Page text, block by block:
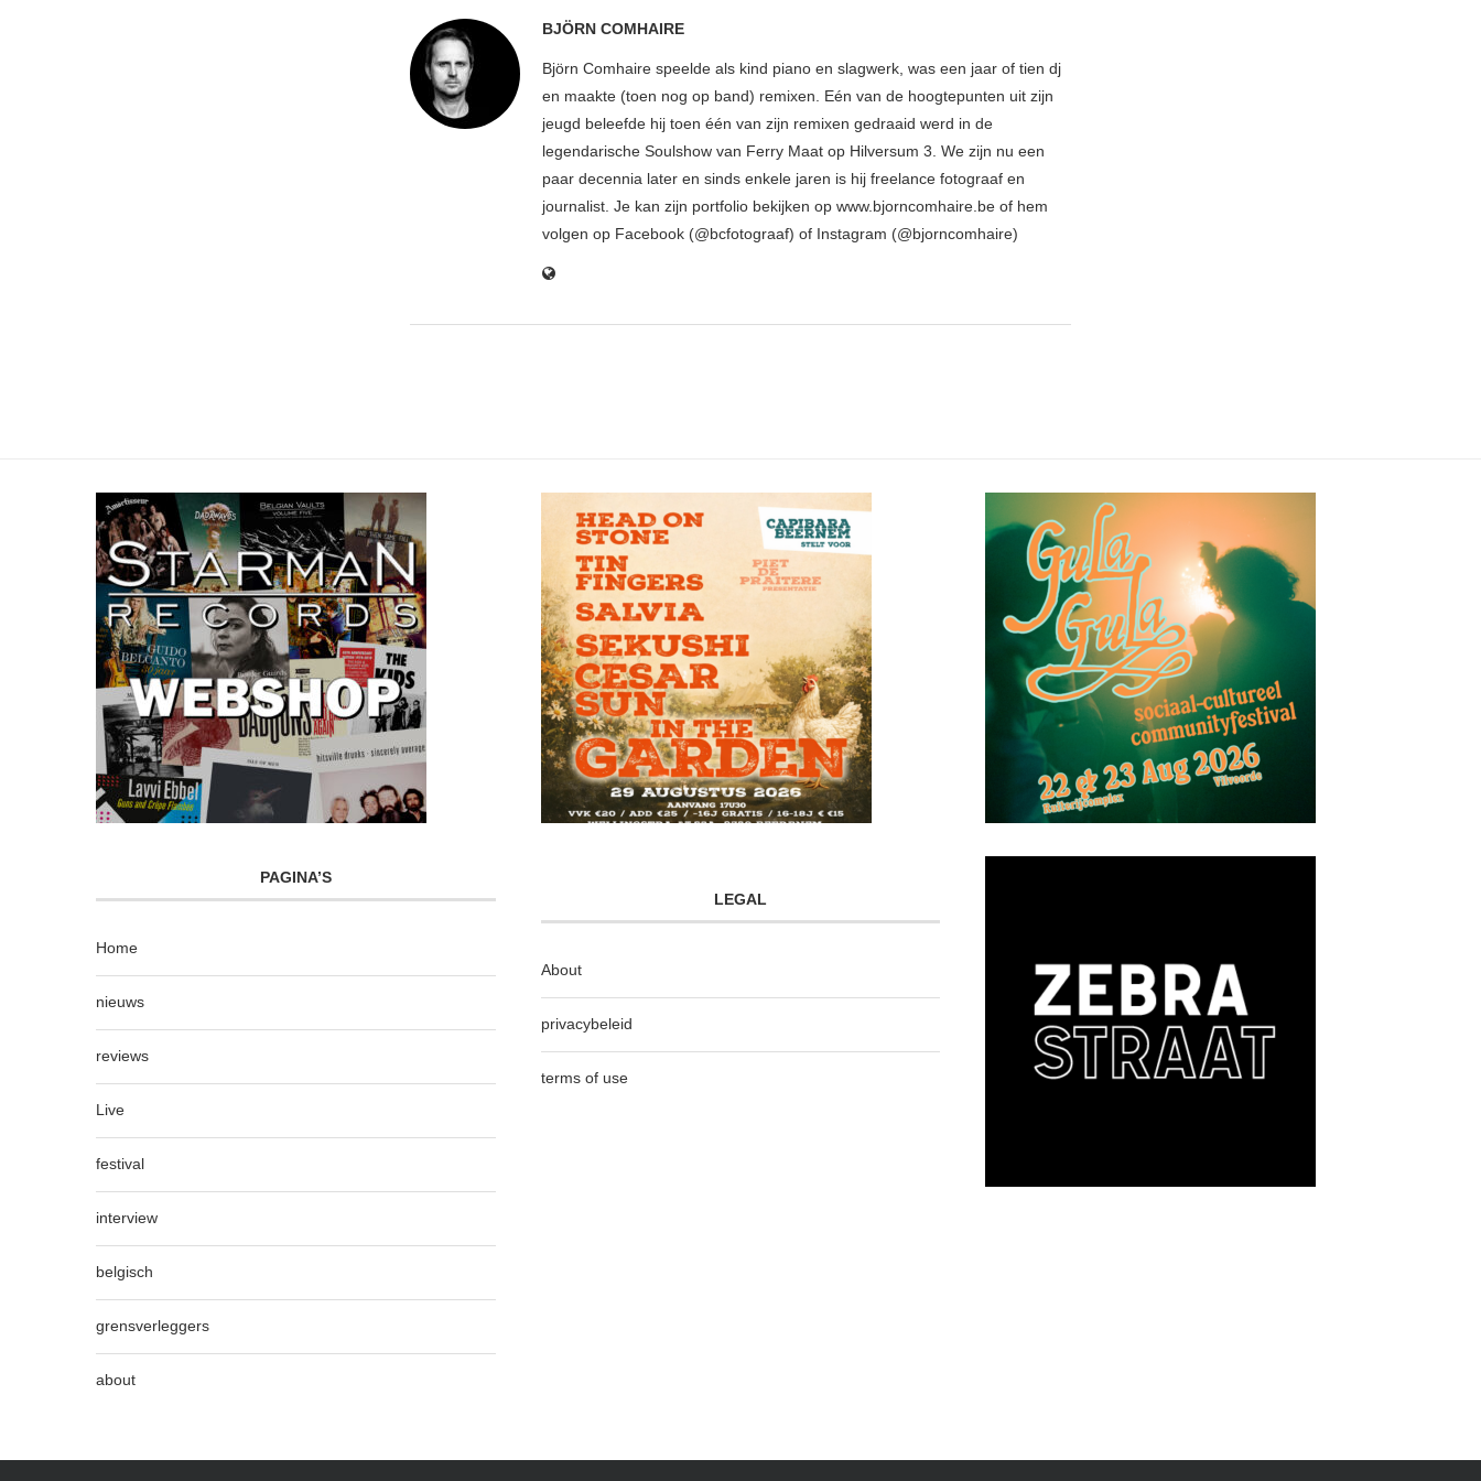
BJÖRN COMHAIRE
Björn Comhaire speelde als kind piano en slagwerk, was een jaar of tien dj
en maakte (toen nog op band) remixen. Eén van de hoogtepunten uit zijn
jeugd beleefde hij toen één van zijn remixen gedraaid werd in de
legendarische Soulshow van Ferry Maat op Hilversum 3. We zijn nu een
paar decennia later en sinds enkele jaren is hij freelance fotograaf en
journalist. Je kan zijn portfolio bekijken op www.bjorncomhaire.be of hem
volgen op Facebook (@bcfotograaf) of Instagram (@bjorncomhaire)
PAGINA’S
Home
nieuws
reviews
Live
festival
interview
belgisch
grensverleggers
about
LEGAL
About
privacybeleid
terms of use